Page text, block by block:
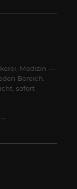
Medizin —
Bereich.
sofort
→